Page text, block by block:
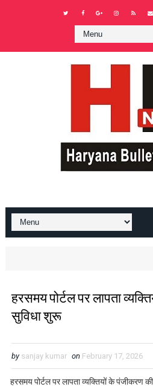
हरसमय पोर्टल पर लापता
सुविधा शुरू
by sanjay kumar on February 17, 2026
हरसमय पोर्टल पर लापता व्यक्तियों के पंजीकरण